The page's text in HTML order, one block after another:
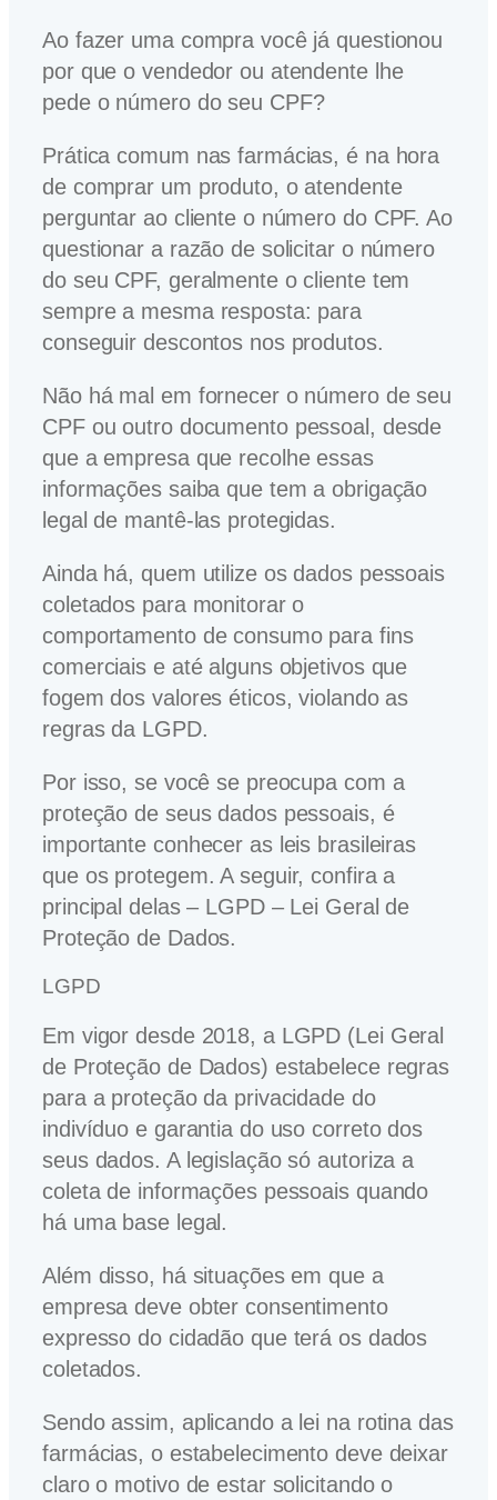
Ao fazer uma compra você já questionou
por que o vendedor ou atendente lhe
pede o número do seu CPF?
Prática comum nas farmácias, é na hora
de comprar um produto, o atendente
perguntar ao cliente o número do CPF. Ao
questionar a razão de solicitar o número
do seu CPF, geralmente o cliente tem
sempre a mesma resposta: para
conseguir descontos nos produtos.
Não há mal em fornecer o número de seu
CPF ou outro documento pessoal, desde
que a empresa que recolhe essas
informações saiba que tem a obrigação
legal de mantê-las protegidas.
Ainda há, quem utilize os dados pessoais
coletados para monitorar o
comportamento de consumo para fins
comerciais e até alguns objetivos que
fogem dos valores éticos, violando as
regras da LGPD.
Por isso, se você se preocupa com a
proteção de seus dados pessoais, é
importante conhecer as leis brasileiras
que os protegem. A seguir, confira a
principal delas – LGPD – Lei Geral de
Proteção de Dados.
LGPD
Em vigor desde 2018, a LGPD (Lei Geral
de Proteção de Dados) estabelece regras
para a proteção da privacidade do
indivíduo e garantia do uso correto dos
seus dados. A legislação só autoriza a
coleta de informações pessoais quando
há uma base legal.
Além disso, há situações em que a
empresa deve obter consentimento
expresso do cidadão que terá os dados
coletados.
Sendo assim, aplicando a lei na rotina das
farmácias, o estabelecimento deve deixar
claro o motivo de estar solicitando o